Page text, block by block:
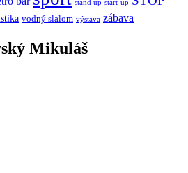
stand up start-up
vodný slalom výstava zábava
Mikuláš